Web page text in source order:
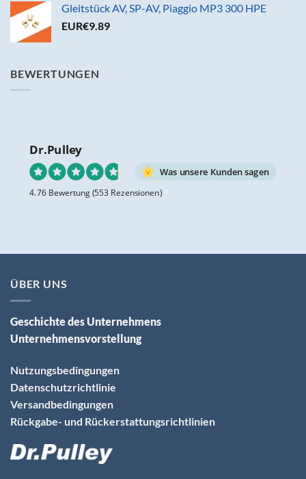
Gleitstück AV, SP-AV, Piaggio MP3 300 HPE
EUR€9.89
BEWERTUNGEN
Dr.Pulley
Was unsere Kunden sagen
4.76 Bewertung (553 Rezensionen)
ÜBER UNS
Geschichte des Unternehmens
Unternehmensvorstellung
Nutzungsbedingungen
Datenschutzrichtlinie
Versandbedingungen
Rückgabe- und Rückerstattungsrichtlinien